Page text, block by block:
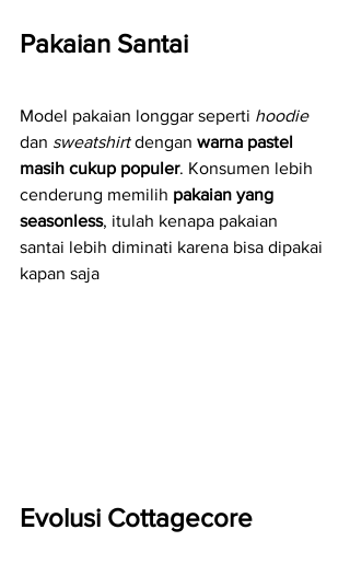
Pakaian Santai
Model pakaian longgar seperti hoodie
dan sweatshirt dengan warna pastel
masih cukup populer. Konsumen lebih
cenderung memilih pakaian yang
seasonless, itulah kenapa pakaian
santai lebih diminati karena bisa dipakai
kapan saja
Evolusi Cottagecore